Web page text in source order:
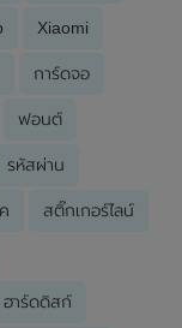
Xiaomi
การ์ดจอ
ฟอนต์
รหัสผ่าน
สติ๊กเกอร์ไลน์
ฮาร์ดดิสก์